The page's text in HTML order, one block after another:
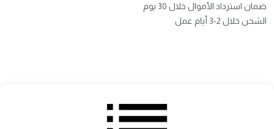
ضمان استرداد الأموال خلال 30 يوم
الشحن خلال 2-3 أيام عمل